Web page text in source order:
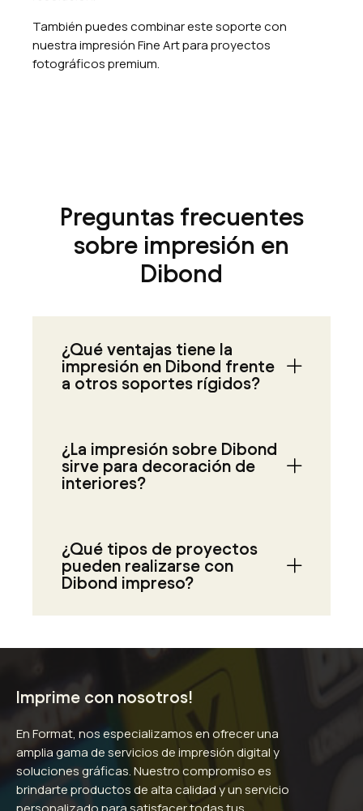
También puedes combinar este soporte con
nuestraimpresión Fine Artpara proyectos
fotográficos premium.
Preguntas frecuentes
sobre impresión en
Dibond
¿Qué ventajas tiene la
impresión en Dibond frente
a otros soportes rígidos?
¿La impresión sobre Dibond
sirve para decoración de
interiores?
¿Qué tipos de proyectos
pueden realizarse con
Dibond impreso?
Imprime con nosotros!
En Format, nos especializamos en ofrecer una
amplia gama de servicios de impresión digital y
soluciones gráficas. Nuestro compromiso es
brindarte productos de alta calidad y un servicio